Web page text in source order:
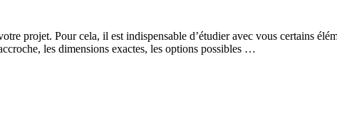
projet. Pour cela, il est indispensable d’étudier avec vous certains
les dimensions exactes, les options possibles …